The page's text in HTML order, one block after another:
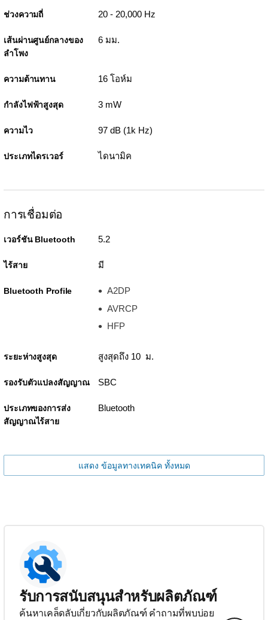
ช่วงความถี่ 20 - 20,000 Hz
เส้นผ่านศูนย์กลางของ
ลำโพง
6 มม.
ความต้านทาน 16 โอห์ม
กำลังไฟฟ้าสูงสุด 3 mW
ความไว 97 dB (1k Hz)
ประเภทไดรเวอร์ ไดนามิค
การเชื่อมต่อ
เวอร์ชัน Bluetooth 5.2
ไร้สาย มี
Bluetooth Profile
A2DP
AVRCP
HFP
ระยะห่างสูงสุด สูงสุดถึง 10 ม.
รองรับตัวแปลงสัญญาณ SBC
ประเภทของการส่ง
สัญญาณไร้สาย
Bluetooth
แสดง ข้อมูลทางเทคนิค ทั้งหมด
รับการสนับสนุนสำหรับผลิตภัณฑ์
ค้นหาเคล็ดลับเกี่ยวกับผลิตภัณฑ์ คำถามที่พบบ่อย